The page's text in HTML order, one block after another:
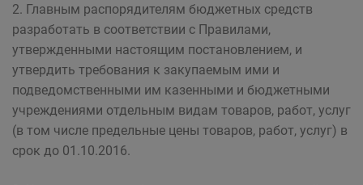
2. Главным распорядителям бюджетных средств
разработать в соответствии с Правилами,
утвержденными настоящим постановлением, и
утвердить требования к закупаемым ими и
подведомственными им казенными и бюджетными
учреждениями отдельным видам товаров, работ, услуг
(в том числе предельные цены товаров, работ, услуг) в
срок до 01.10.2016.